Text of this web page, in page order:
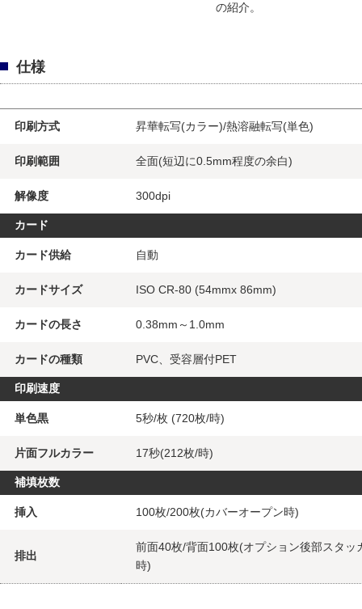
の紹介。
仕様
印刷方式 昇華転写(カラー)/熱溶融転写(単色)
印刷範囲 全面(短辺に0.5mm程度の余白)
解像度 300dpi
カード
カード供給 自動
カードサイズ ISO CR-80 (54mmx 86mm)
カードの長さ 0.38mm～1.0mm
カードの種類 PVC、受容層付PET
印刷速度
単色黒 5秒/枚 (720枚/時)
片面フルカラー 17秒(212枚/時)
補填枚数
挿入 100枚/200枚(カバーオープン時)
排出
前面40枚/背面100枚(オプション後部スタッ
時)